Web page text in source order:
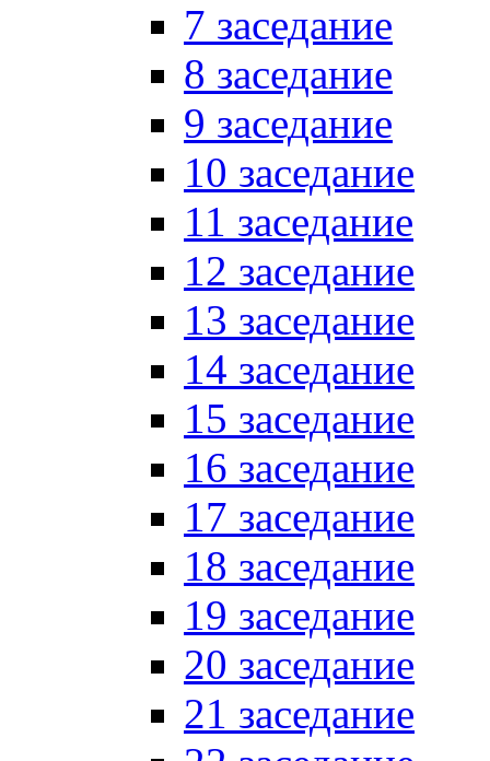
7 заседание
8 заседание
9 заседание
10 заседание
11 заседание
12 заседание
13 заседание
14 заседание
15 заседание
16 заседание
17 заседание
18 заседание
19 заседание
20 заседание
21 заседание